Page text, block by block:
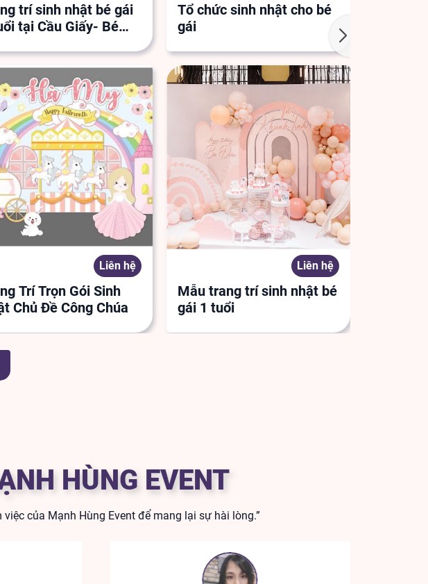
trí sinh nhật bé gái
tại Cầu Giấy- Bé
Tổ chức sinh nhật cho bé
gái
Liên hệ
Trí Trọn Gói Sinh
Chủ Đề Công Chúa
Liên hệ
Mẫu trang trí sinh nhật bé
gái 1 tuổi
HÙNG EVENT
của Mạnh Hùng Event để mang lại sự hài lòng.”